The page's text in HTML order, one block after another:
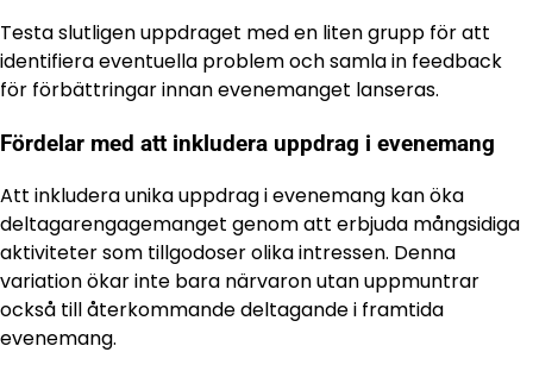
Testa slutligen uppdraget med en liten grupp för att
identifiera eventuella problem och samla in feedback
för förbättringar innan evenemanget lanseras.
Fördelar med att inkludera uppdrag i evenemang
Att inkludera unika uppdrag i evenemang kan öka
deltagarengagemanget genom att erbjuda mångsidiga
aktiviteter som tillgodoser olika intressen. Denna
variation ökar inte bara närvaron utan uppmuntrar
också till återkommande deltagande i framtida
evenemang.